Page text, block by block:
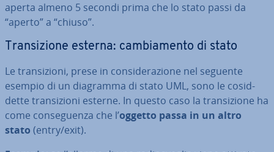
aperta almeno 5 secondi prima che lo stato passi da
“aperto” a “chiuso”.
Tran­si­zio­ne esterna: cam­bia­men­to di stato
Le tran­si­zio­ni, prese in con­si­de­ra­zio­ne nel seguente
esempio di un diagramma di stato UML, sono le co­sid­
det­te tran­si­zio­ni esterne. In questo caso la tran­si­zio­ne ha
come con­se­guen­za che l’oggetto passa in un altro
stato (entry/exit).